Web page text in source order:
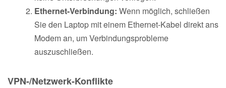
Ethernet-Verbindung: Wenn möglich, schließen
Sie den Laptop mit einem Ethernet-Kabel direkt ans
Modem an, um Verbindungsprobleme
auszuschließen.
VPN-/Netzwerk-Konflikte